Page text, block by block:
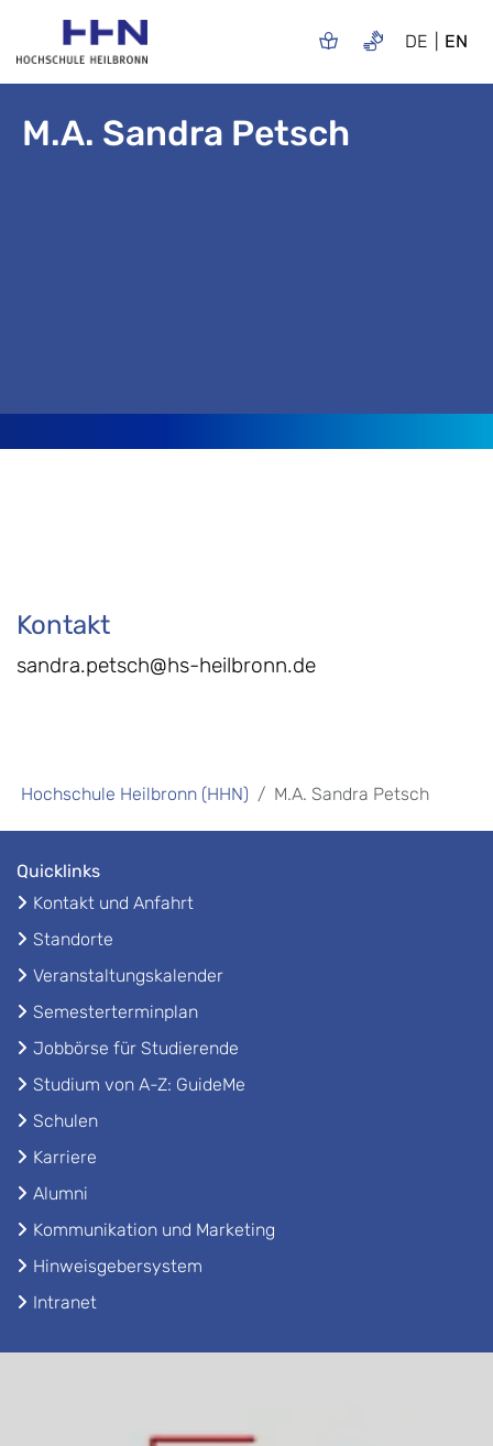
DE EN
M.A. Sandra Petsch
Kontakt
sandra.petsch@hs-heilbronn.de
Hochschule Heilbronn (HHN) M.A. Sandra Petsch
Quicklinks
Kontakt und Anfahrt
Standorte
Veranstaltungskalender
Semesterterminplan
Jobbörse für Studierende
Studium von A-Z: GuideMe
Schulen
Karriere
Alumni
Kommunikation und Marketing
Hinweisgebersystem
Intranet